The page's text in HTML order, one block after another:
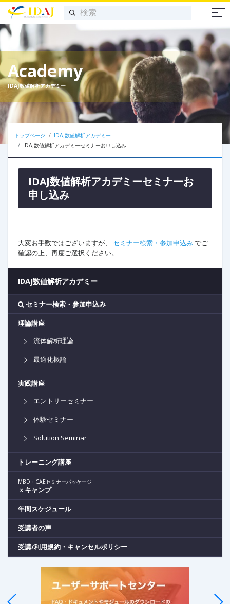
Academy
IDAJ数値解析アカデミー
トップページ
IDAJ数値解析アカデミー
IDAJ数値解析アカデミーセミナーお申し込み
IDAJ数値解析アカデミーセミナーお
申し込み
大変お手数ではございますが、 セミナー検索・参加申込みでご
確認の上、再度ご選択ください。
IDAJ数値解析アカデミー
セミナー検索・参加申込み
理論講座
流体解析理論
最適化概論
実践講座
エントリーセミナー
体験セミナー
Solution Seminar
トレーニング講座
MBD・CAEセミナーパッケージ
ｘキャンプ
年間スケジュール
受講者の声
受講/利用規約・キャンセルポリシー